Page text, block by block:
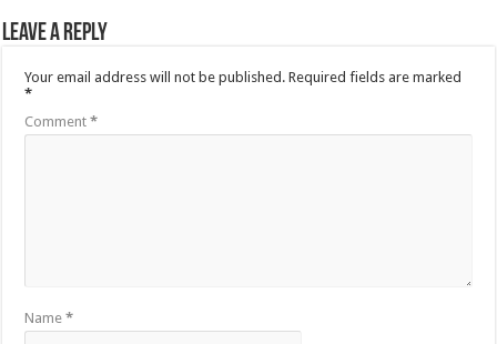
Leave a Reply
Your email address will not be published. Required fields are marked
*
Comment*
Name*